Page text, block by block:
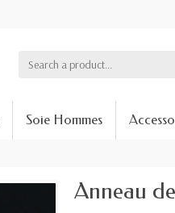
Soie Hommes
Anneau